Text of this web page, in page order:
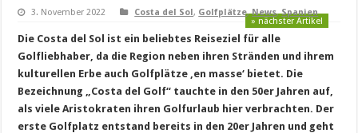
3. November 2022 Costa del Sol, Golfplätze,News,Spanien
» nächster Artikel
Die Costa del Sol ist ein beliebtes Reiseziel für alle
Golfliebhaber, da die Region neben ihren Stränden und ihrem
kulturellen Erbe auch Golfplätze ‚en masse‘ bietet. Die
Bezeichnung „Costa del Golf“ tauchte in den 50er Jahren auf,
als viele Aristokraten ihren Golfurlaub hier verbrachten. Der
erste Golfplatz entstand bereits in den 20er Jahren und geht